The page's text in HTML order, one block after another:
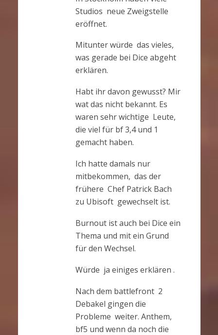
Studios neue Zweigstelle
eröffnet.
Mitunter würde das vieles,
was gerade bei Dice abgeht
erklären.
Habt ihr davon gewusst? Mir
wat das nicht bekannt. Es
waren sehr wichtige Leute,
die viel für bf 3,4 und 1
gemacht haben.
Ich hatte damals nur
mitbekommen, das der
frühere Chef Patrick Bach
zu Ubisoft gewechselt ist.
Burnout ist auch bei Dice ein
Thema und mit ein Grund
für den Wechsel.
Würde ja einiges erklären .
Nach dem battlefront 2
Debakel gingen die
Probleme weiter. Anthem,
bf5 und wenn da noch die